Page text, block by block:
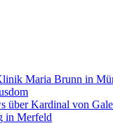
Maria Brunn in
über Kardinal von
in Merfeld